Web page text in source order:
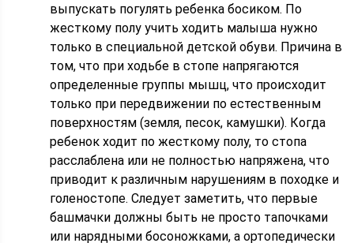
выпускать погулять ребенка босиком. По
жесткому полу учить ходить малыша нужно
только в специальной детской обуви. Причина в
том, что при ходьбе в стопе напрягаются
определенные группы мышц, что происходит
только при передвижении по естественным
поверхностям (земля, песок, камушки). Когда
ребенок ходит по жесткому полу, то стопа
расслаблена или не полностью напряжена, что
приводит к различным нарушениям в походке и
голеностопе. Следует заметить, что первые
башмачки должны быть не просто тапочками
или нарядными босоножками, а ортопедически